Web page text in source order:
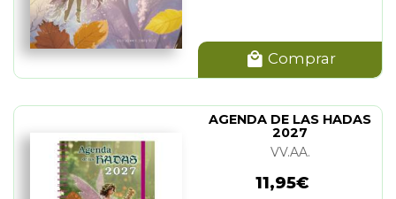
Comprar
AGENDA DE LAS HADAS
2027
VV.AA.
11,95€